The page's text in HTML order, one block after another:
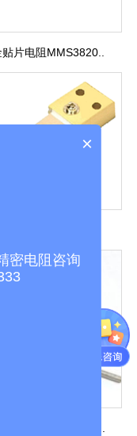
片电阻MMS3820..
属膜电阻PMRY系..
×
密电阻咨询